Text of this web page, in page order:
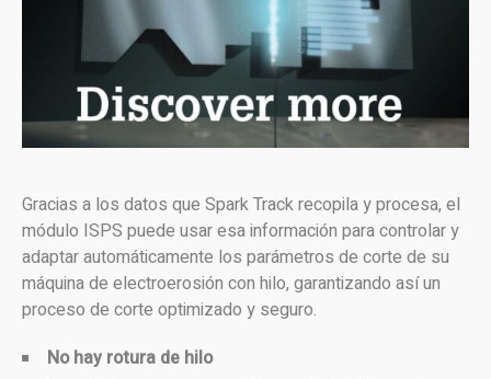
Gracias a los datos que Spark Track recopila y procesa, el
módulo ISPS puede usar esa información para controlar y
adaptar automáticamente los parámetros de corte de su
máquina de electroerosión con hilo, garantizando así un
proceso de corte optimizado y seguro.
No hay rotura de hilo